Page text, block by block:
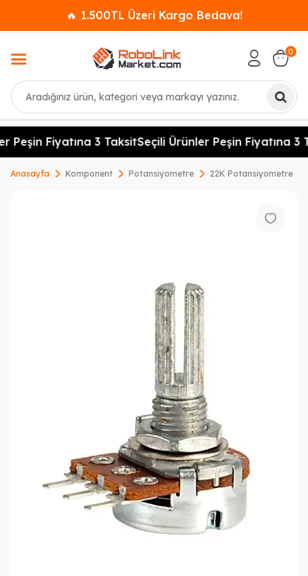
🔥 1.500TL Üzeri Kargo Bedava!
Ara
0
Peşin Fiyatına 3 TaksitSeçili Ürünler Peşin Fiyatına 3
Anasayfa Komponent Potansiyometre 22K Potansiyometre